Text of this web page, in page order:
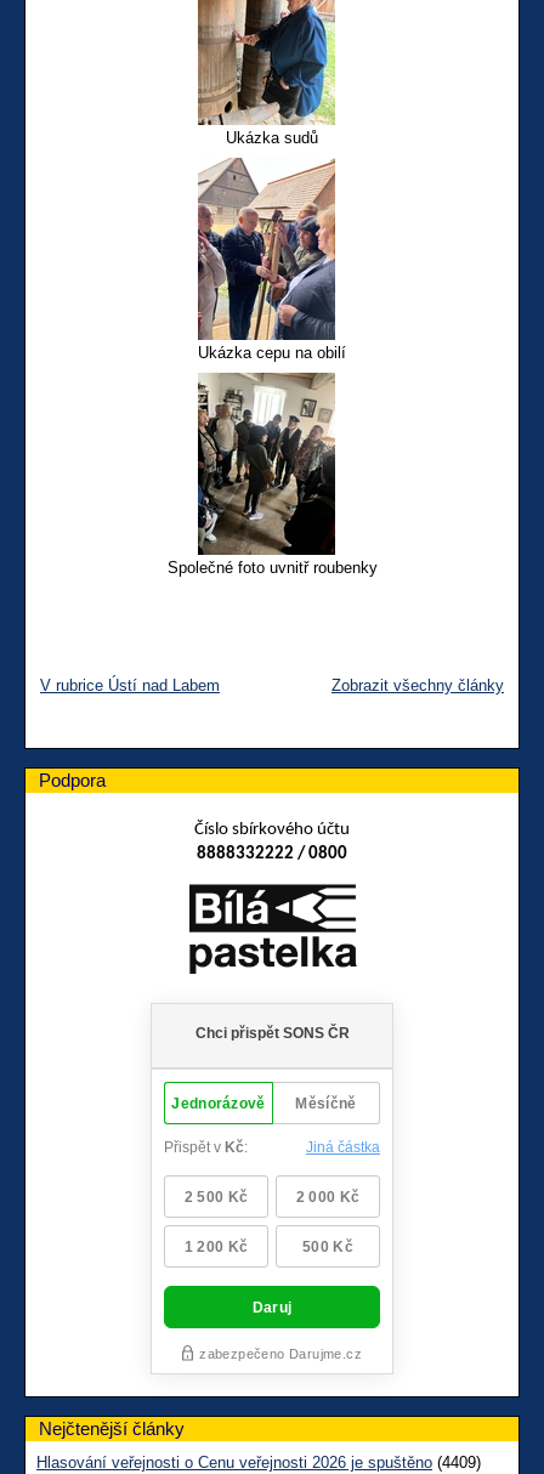
Ukázka sudů
Ukázka cepu na obilí
Společné foto uvnitř roubenky
V rubrice Ústí nad Labem Zobrazit všechny články
Podpora
Číslo sbírkového účtu
8888332222 / 0800
Nejčtenější články
Hlasování veřejnosti o Cenu veřejnosti 2026 je spuštěno (4409)